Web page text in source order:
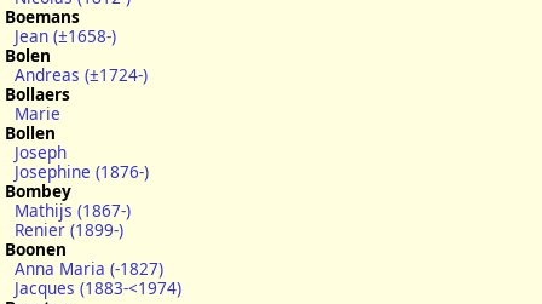
Boemans
Jean (±1658-)
Bolen
Andreas (±1724-)
Bollaers
Marie
Bollen
Joseph
Josephine (1876-)
Bombey
Mathijs (1867-)
Renier (1899-)
Boonen
Anna Maria (-1827)
Jacques (1883-<1974)